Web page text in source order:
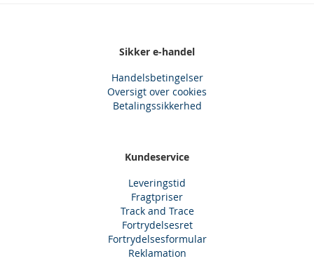
Sikker e-handel
Handelsbetingelser
Oversigt over cookies
Betalingssikkerhed
Kundeservice
Leveringstid
Fragtpriser
Track and Trace
Fortrydelsesret
Fortrydelsesformular
Reklamation